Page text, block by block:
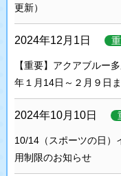
更新）
2024年12月1日
【重要】アクアブルー
年１月14日～２月９日ま
2024年10月10日
10/14（スポーツの日）
用制限のお知らせ